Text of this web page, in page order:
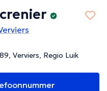
Verviers, Regio Luik